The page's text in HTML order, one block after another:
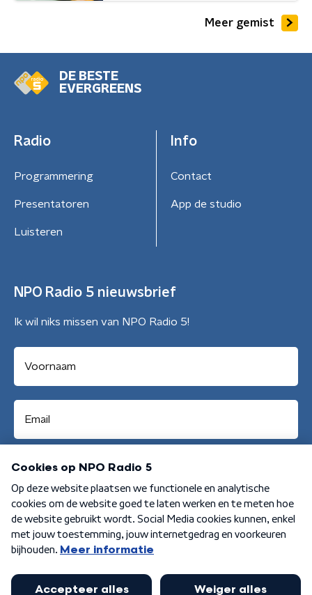
Meer gemist
DE BESTE
EVERGREENS
Radio
Programmering
Presentatoren
Luisteren
Info
Contact
App de studio
NPO Radio 5 nieuwsbrief
Ik wil niks missen van NPO Radio 5!
Aanmelden
Algemene voorwaarden